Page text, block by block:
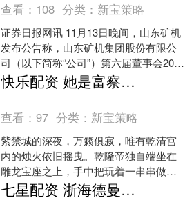
查看： 108 分类： 新宝策略
证券日报网讯 11月13日晚间，山东矿机
发布公告称，山东矿机集团股份有限公
司（以下简称“公司”）第六届董事会2025
年第五次临时会议、2025年第二次临时
股东大....
快乐配资 她是富察皇后唯一的骨血，被乾隆“圈养”半生，并赐5240个护身符
查看：97 分类： 新宝策略
紫禁城的深夜，万籁俱寂，唯有乾清宫
内的烛火依旧摇曳。乾隆帝独自端坐在
雕龙宝座之上，手中把玩着一串串做工
考究的护身符。这些用和田玉、翡翠、
玛瑙等珍贵材料制成的护身....
七星配资 浙海德曼股价创新高，融资客抢先加仓